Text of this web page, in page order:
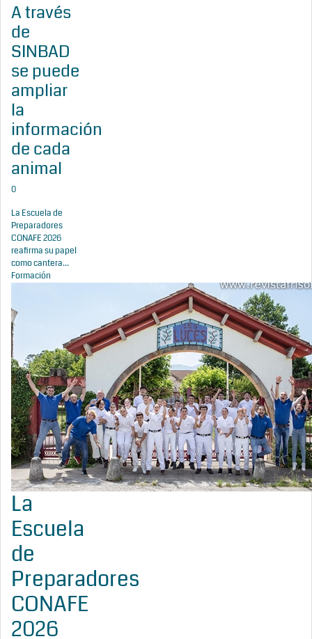
A través
de
SINBAD
se puede
ampliar
la
información
de cada
animal
0
La Escuela de
Preparadores
CONAFE 2026
reafirma su papel
como cantera...
Formación
La
Escuela
de
Preparadores
CONAFE
2026